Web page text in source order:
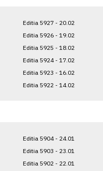
Editia 5927 - 20.02
Editia 5926 - 19.02
Editia 5925 - 18.02
Editia 5924 - 17.02
Editia 5923 - 16.02
Editia 5922 - 14.02
Editia 5904 - 24.01
Editia 5903 - 23.01
Editia 5902 - 22.01